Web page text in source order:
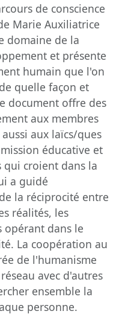
de conscience
Marie Auxiliatrice
domaine de la
et présente
humain que l'on
quelle façon et
document offre des
aux membres
aux laïcs/ques
éducative et
qui croient dans la
a guidé
la réciprocité entre
réalités, les
dans le
La coopération au
de l'humanisme
avec d'autres
ensemble la
personne.